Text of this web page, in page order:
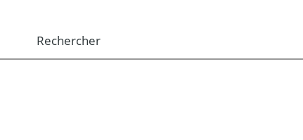
Rechercher